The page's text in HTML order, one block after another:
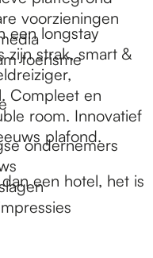
voorzieningen
toerisme
ondernemers
een longstay
zijn strak, smart &
Compleet en
room. Innovatief
plafond.
een hotel, het is